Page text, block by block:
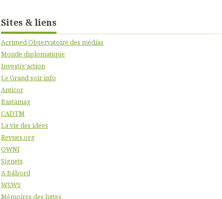
Sites & liens
Acrimed Observatoire des médias
Monde diplomatique
Investig'action
Le Grand soir info
Anticor
Bastamag
CADTM
La vie des idées
Revues.org
OWNI
Signets
A Bâbord
WSWS
Mémoires des luttes